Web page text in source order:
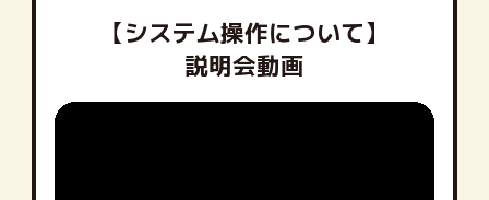
【システム操作について】
説明会動画